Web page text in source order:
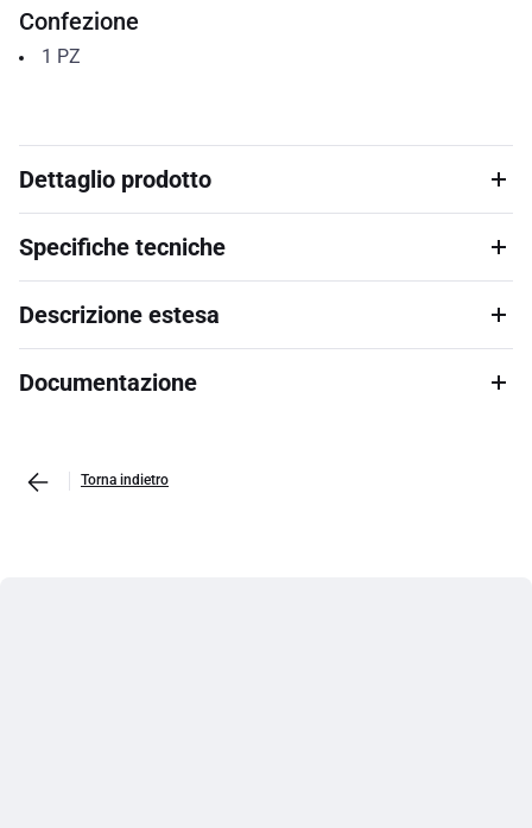
Confezione
1 PZ
Dettaglio prodotto
Specifiche tecniche
Descrizione estesa
Documentazione
Torna indietro